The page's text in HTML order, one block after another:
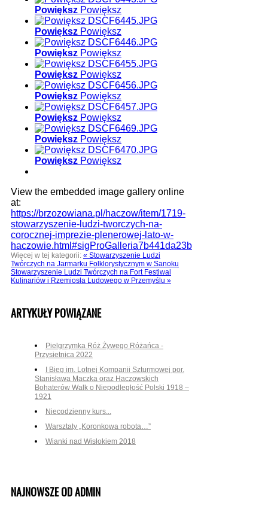
Powiększ Powiększ
Powiększ Powiększ
Powiększ Powiększ
Powiększ Powiększ
Powiększ Powiększ
Powiększ Powiększ
Powiększ Powiększ
Powiększ Powiększ
View the embedded image gallery online
at:
https://brzozowiana.pl/haczow/item/1719-
stowarzyszenie-ludzi-tworczych-na-
corocznej-imprezie-plenerowej-lato-w-
haczowie.html#sigProGalleria7b441da23b
Więcej w tej kategorii: « Stowarzyszenie Ludzi
Twórczych na Jarmarku Folklorystycznym w Sanoku
Stowarzyszenie Ludzi Twórczych na Fort Festiwal
Kulinariów i Rzemiosła Ludowego w Przemyślu »
ARTYKUŁY POWIĄZANE
Pielgrzymka Róż Żywego Różańca -
Przysietnica 2022
I Bieg im. Lotnej Kompanii Szturmowej por.
Stanisława Maczka oraz Haczowskich
Bohaterów Walk o Niepodległość Polski 1918 –
1921
Niecodzienny kurs...
Warsztaty „Koronkowa robota…”
Wianki nad Wisłokiem 2018
NAJNOWSZE OD ADMIN